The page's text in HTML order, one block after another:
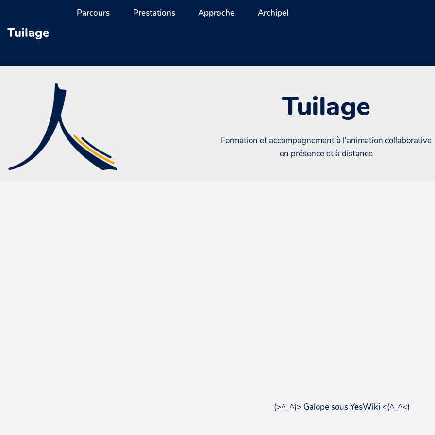
Aller au contenu principal
Tuilage
Parcours Prestations Approche Archipel
Tuilage
Formation et accompagnement à l'animation collaborative
en présence et à distance
(>^_^)> Galope sousYesWiki <(^_^<)